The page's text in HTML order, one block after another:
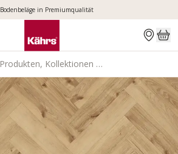
Bodenbeläge in Premiumqualität